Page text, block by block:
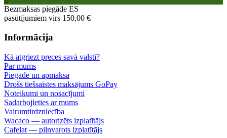
Bezmaksas piegāde ES
pasūtījumiem virs 150,00 €
Informācija
Kā atgriezt preces savā valstī?
Par mums
Piegāde un apmaksa
Drošs tiešsaistes maksājums GoPay
Noteikumi un nosacījumi
Sadarbojieties ar mums
Vairumtirdzniecība
Wacaco — autorizēts izplatītājs
Cafelat — pilnvarots izplatītājs